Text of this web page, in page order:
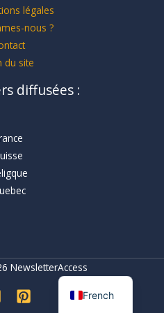
légales
nous ?
du site
diffusées :
NewsletterAccess
French